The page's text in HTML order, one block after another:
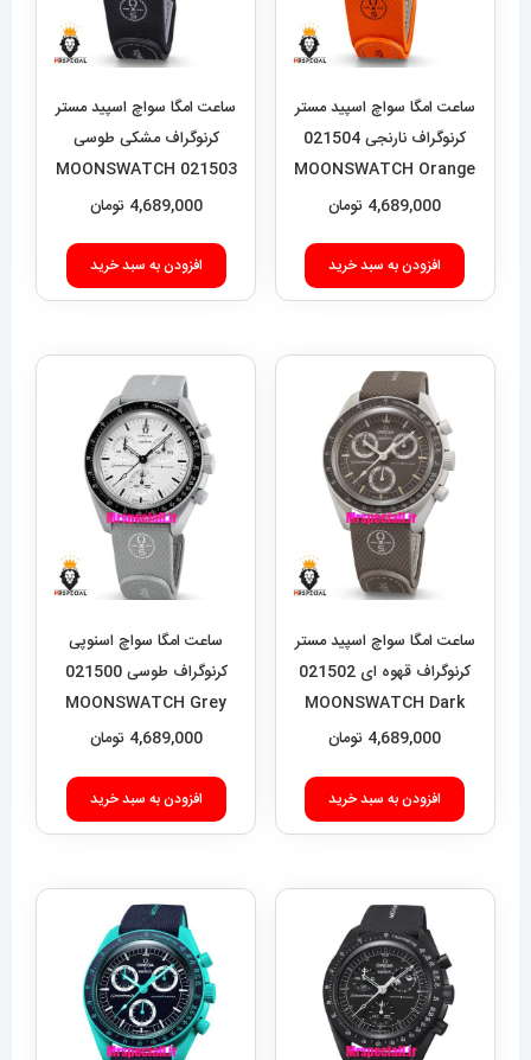
ساعت امگا سواچ اسپید مستر
کرنوگراف نارنجی 021504
MOONSWATCH Orange
4,689,000 تومان
افزودن به سبد خرید
ساعت امگا سواچ اسپید مستر
کرنوگراف مشکی طوسی
021503 MOONSWATCH
Black Grey
4,689,000 تومان
افزودن به سبد خرید
ساعت امگا سواچ اسپید مستر
کرنوگراف قهوه ای 021502
MOONSWATCH Dark
Brown
4,689,000 تومان
افزودن به سبد خرید
ساعت امگا سواچ اسنوپی
کرنوگراف طوسی 021500
MOONSWATCH Grey
4,689,000 تومان
افزودن به سبد خرید